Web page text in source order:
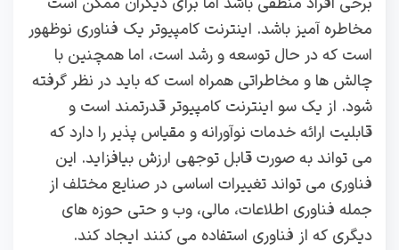
مخاطره‌ آمیز باشد. اینترنت کامپیوتر یک فناوری نوظهور
است که در حال توسعه و رشد است، اما همچنین با
چالش‌ ها و مخاطراتی همراه است که باید در نظر گرفته
شود. از یک سو اینترنت کامپیوتر قدرتمند است و
قابلیت ارائه خدمات نوآورانه و مقیاس‌ پذیر را دارد که
می‌ تواند به صورت قابل‌ توجهی ارزش بیافزاید. این
فناوری می‌ تواند تغییرات اساسی در صنایع مختلف از
جمله فناوری اطلاعات، مالی، وب و حتی حوزه‌ های
دیگری که از فناوری استفاده می‌ کنند ایجاد کند.